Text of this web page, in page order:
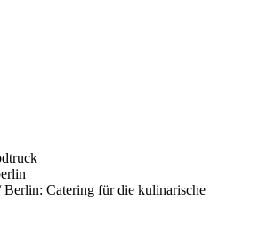
Berlin: Catering für die kulinarische